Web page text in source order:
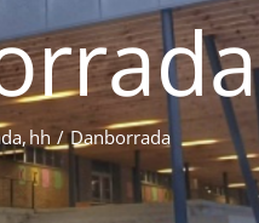
hh Danborrada